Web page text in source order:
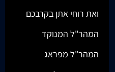
ואת רוחי אתן בקרבכם
המהר"ל המנוקד
המהר"ל מפראג